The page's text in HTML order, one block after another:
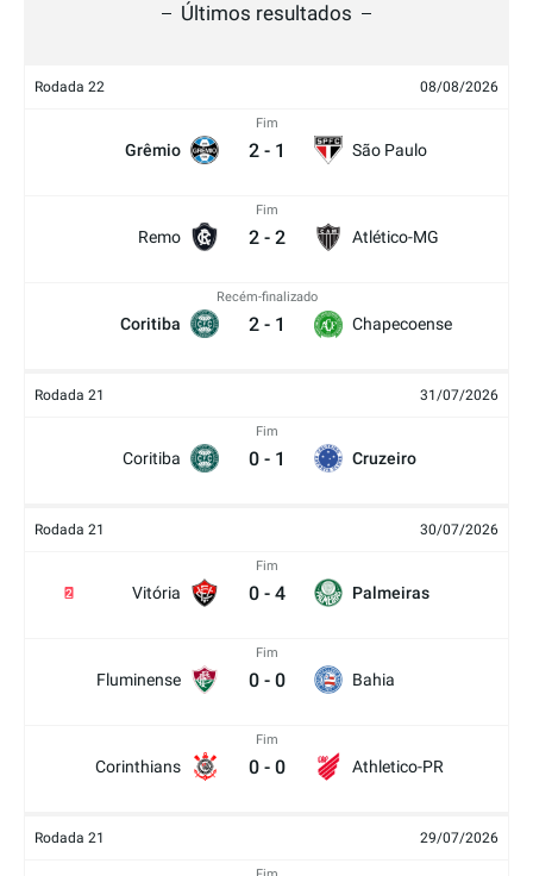
Últimos resultados
Rodada 22 08/08/2026
Grêmio
Fim
2 - 1 São Paulo
Remo
Fim
2 - 2 Atlético-MG
Coritiba
Recém-finalizado
2 - 1 Chapecoense
Rodada 21 31/07/2026
Coritiba
Fim
0 - 1 Cruzeiro
Rodada 21 30/07/2026
Vitória
2
Fim
0 - 4 Palmeiras
Fluminense
Fim
0 - 0 Bahia
Corinthians
Fim
0 - 0 Athletico-PR
Rodada 21 29/07/2026